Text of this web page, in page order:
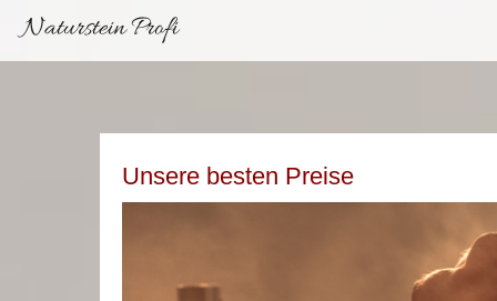
Naturstein Profi
Unsere besten Preise